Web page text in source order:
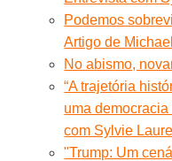
Podemos
Artigo de
No abismo,
“A trajetória
uma
com Sylvie
"Trump: Um